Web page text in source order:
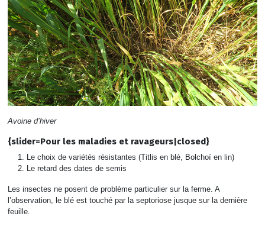
Avoine d’hiver
{slider=Pour les maladies et ravageurs|closed}
Le choix de variétés résistantes (Titlis en blé, Bolchoï en lin)
Le retard des dates de semis
Les insectes ne posent de problème particulier sur la ferme. A
l’observation, le blé est touché par la septoriose jusque sur la dernière
feuille.